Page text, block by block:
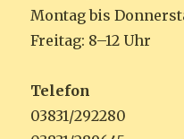
Montag bis
Freitag: 8–12 Uhr
Telefon
03831/292280